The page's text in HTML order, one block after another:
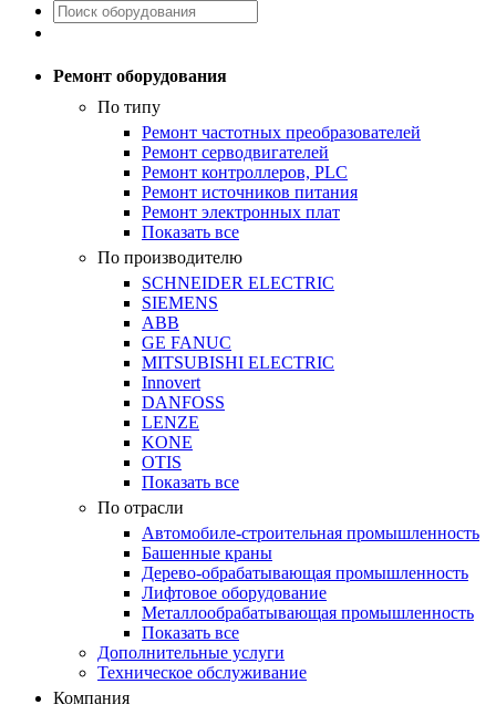
Ремонт оборудования
По типу
Ремонт частотных преобразователей
Ремонт серводвигателей
Ремонт контроллеров, PLC
Ремонт источников питания
Ремонт электронных плат
Показать все
По производителю
SCHNEIDER ELECTRIC
SIEMENS
ABB
GE FANUC
MITSUBISHI ELECTRIC
Innovert
DANFOSS
LENZE
KONE
OTIS
Показать все
По отрасли
Автомобиле-строительная промышленность
Башенные краны
Дерево-обрабатывающая промышленность
Лифтовое оборудование
Металлообрабатывающая промышленность
Показать все
Дополнительные услуги
Техническое обслуживание
Компания